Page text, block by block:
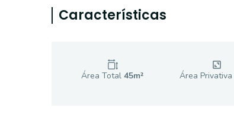
Características
Área Total 45m² Área Privativa